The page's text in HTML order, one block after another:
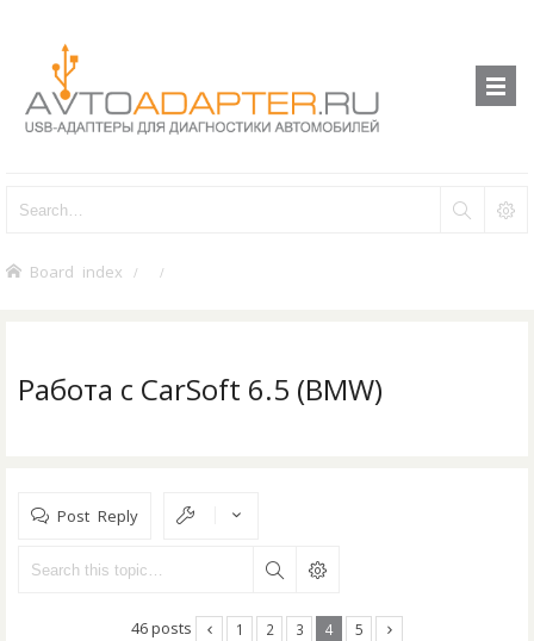
Board index
Работа с CarSoft 6.5 (BMW)
Post Reply
46 posts 1 2 3 4 5